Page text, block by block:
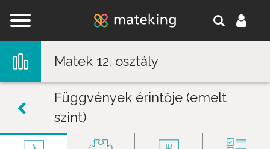
Matek 12. osztály
Függvények érintője (emelt
szint)